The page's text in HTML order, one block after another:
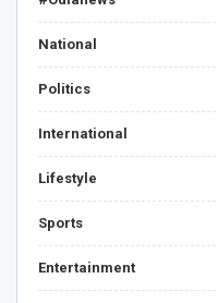
National
Politics
International
Lifestyle
Sports
Entertainment